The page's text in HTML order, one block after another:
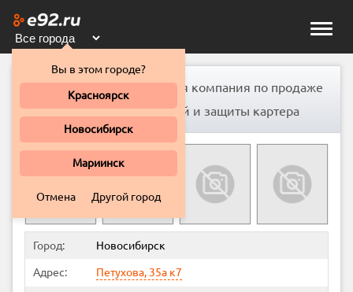
Toggle
Вы в этом городе?
Красноярск
Новосибирск
Мариинск
Отмена Другой город
Арсенал, оптово-розничная компания по продаже
европейских автозапчастей и защиты картера
Город: Новосибирск
Адрес: Петухова, 35а к7